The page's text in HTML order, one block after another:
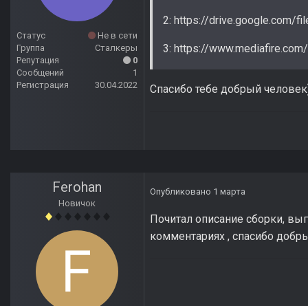
Статус
Не в сети
Группа
Сталкеры
Репутация
0
Сообщений
1
Регистрация
30.04.2022
2: https://drive.google.com/
3: https://
Спасибо тебе добрый
Ferohan
Новичок
Опубликовано 1 марта
Почитал описание сборки,
комментариях , спасибо